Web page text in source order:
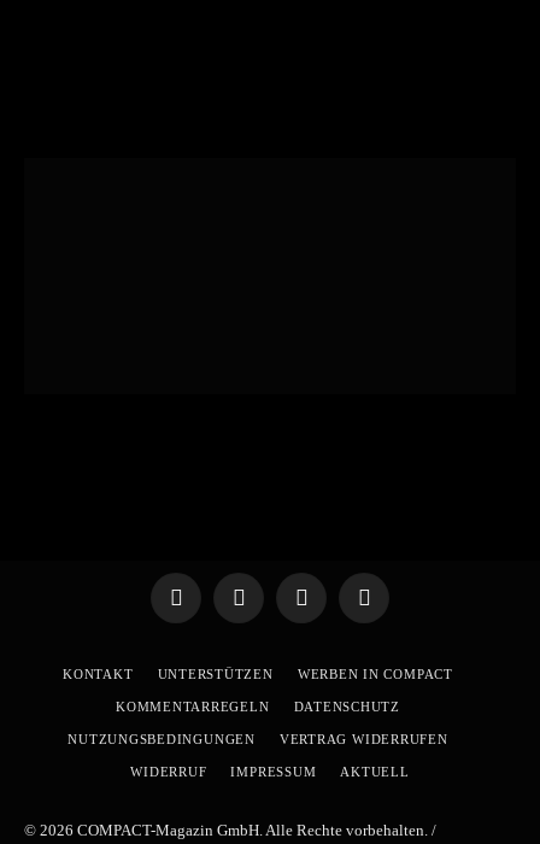
TelegramWhatsApp
X
YouTube
KONTAKT UNTERSTÜTZEN WERBEN IN COMPACT
KOMMENTARREGELN DATENSCHUTZ
NUTZUNGSBEDINGUNGEN VERTRAG WIDERRUFEN
WIDERRUF IMPRESSUM AKTUELL
© 2026 COMPACT-Magazin GmbH. Alle Rechte vorbehalten. /